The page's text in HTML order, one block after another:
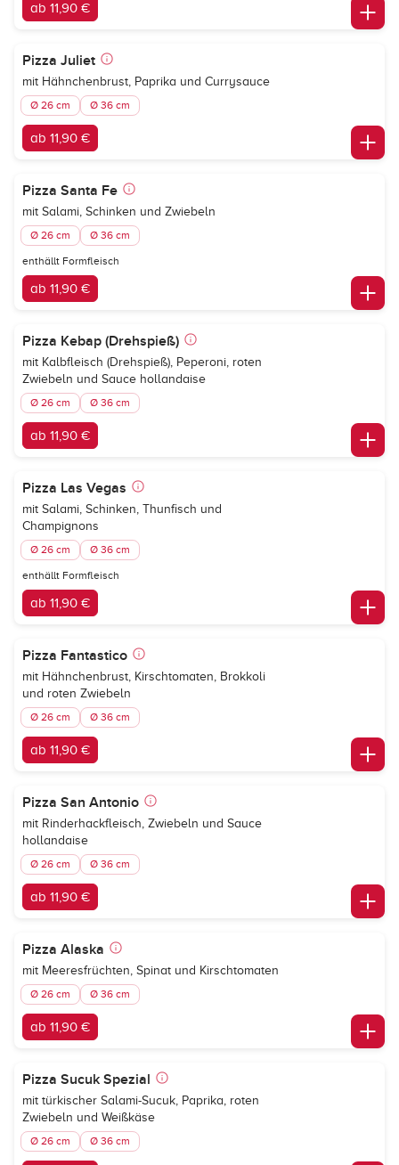
ab 11,90 €
Pizza Juliet
mit Hähnchenbrust, Paprika und Currysauce
Ø 26 cm Ø 36 cm
ab 11,90 €
Pizza Santa Fe
mit Salami, Schinken und Zwiebeln
Ø 26 cm Ø 36 cm
enthällt Formfleisch
ab 11,90 €
Pizza Kebap (Drehspieß)
mit Kalbfleisch (Drehspieß), Peperoni, roten
Zwiebeln und Sauce hollandaise
Ø 26 cm Ø 36 cm
ab 11,90 €
Pizza Las Vegas
mit Salami, Schinken, Thunfisch und
Champignons
Ø 26 cm Ø 36 cm
enthällt Formfleisch
ab 11,90 €
Pizza Fantastico
mit Hähnchenbrust, Kirschtomaten, Brokkoli
und roten Zwiebeln
Ø 26 cm Ø 36 cm
ab 11,90 €
Pizza San Antonio
mit Rinderhackfleisch, Zwiebeln und Sauce
hollandaise
Ø 26 cm Ø 36 cm
ab 11,90 €
Pizza Alaska
mit Meeresfrüchten, Spinat und Kirschtomaten
Ø 26 cm Ø 36 cm
ab 11,90 €
Pizza Sucuk Spezial
mit türkischer Salami-Sucuk, Paprika, roten
Zwiebeln und Weißkäse
Ø 26 cm Ø 36 cm